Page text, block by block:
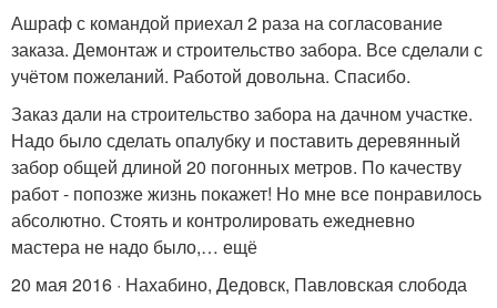
Ашраф с командой приехал 2 раза на согласование
заказа. Демонтаж и строительство забора. Все сделали с
учётом пожеланий. Работой довольна. Спасибо.
Заказ дали на строительство забора на дачном участке.
Надо было сделать опалубку и поставить деревянный
забор общей длиной 20 погонных метров. По качеству
работ - попозже жизнь покажет! Но мне все понравилось
абсолютно. Стоять и контролировать ежедневно
мастера не надо было,… ещё
20 мая 2016 · Нахабино, Дедовск, Павловская слобода